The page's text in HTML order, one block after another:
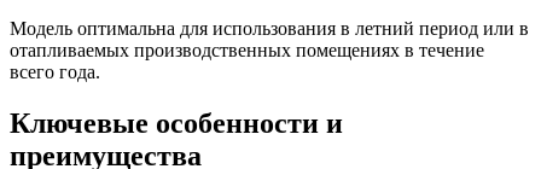
Модель оптимальна для использования в летний период или в
отапливаемых производственных помещениях в течение
всего года.
Ключевые особенности и
преимущества